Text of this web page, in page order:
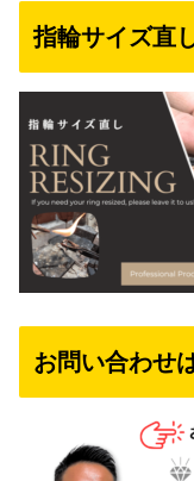
指輪サイズ直
お問い合わせ